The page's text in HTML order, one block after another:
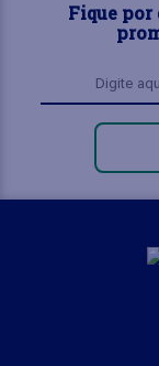
Fique por